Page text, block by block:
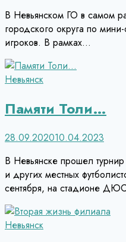
В Невьянском ГО в самом
городского округа по
игроков. В рамках…
Невьянск
Памяти Толи…
28.09.202010.04.2023
В Невьянске прошел
и других местных
сентября, на стадионе
Невьянск